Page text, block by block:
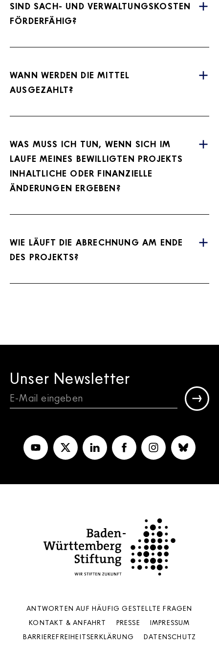
SIND SACH- UND VERWALTUNGSKOSTEN
FÖRDERFÄHIG?
WANN WERDEN DIE MITTEL
AUSGEZAHLT?
WAS MUSS ICH TUN, WENN SICH IM
LAUFE MEINES BEWILLIGTEN PROJEKTS
INHALTLICHE ODER FINANZIELLE
ÄNDERUNGEN ERGEBEN?
WIE LÄUFT DIE ABRECHNUNG AM ENDE
DES PROJEKTS?
Unser Newsletter
ANTWORTEN AUF HÄUFIG GESTELLTE FRAGEN
KONTAKT & ANFAHRT
PRESSE
IMPRESSUM
BARRIEREFREIHEITS­ERKLÄRUNG
DATENSCHUTZ